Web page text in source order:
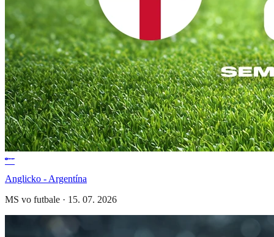
Anglicko - Argentína
MS vo futbale · 15. 07. 2026